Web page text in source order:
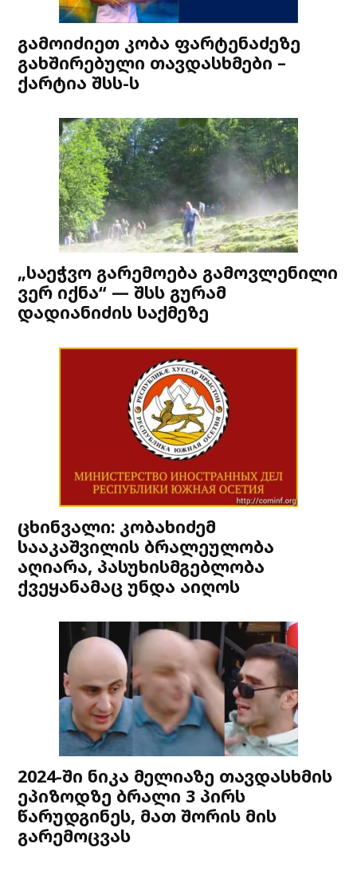
გამოიძიეთ კობა ფარტენაძეზე
გახშირებული თავდასხმები –
ქარტია შსს-ს
„საეჭვო გარემოება გამოვლენილი
ვერ იქნა“ — შსს გურამ
დადიანიძის საქმეზე
ცხინვალი: კობახიძემ
სააკაშვილის ბრალეულობა
აღიარა, პასუხისმგებლობა
ქვეყანამაც უნდა აიღოს
2024-ში ნიკა მელიაზე თავდასხმის
ეპიზოდზე ბრალი 3 პირს
წარუდგინეს, მათ შორის მის
გარემოცვას